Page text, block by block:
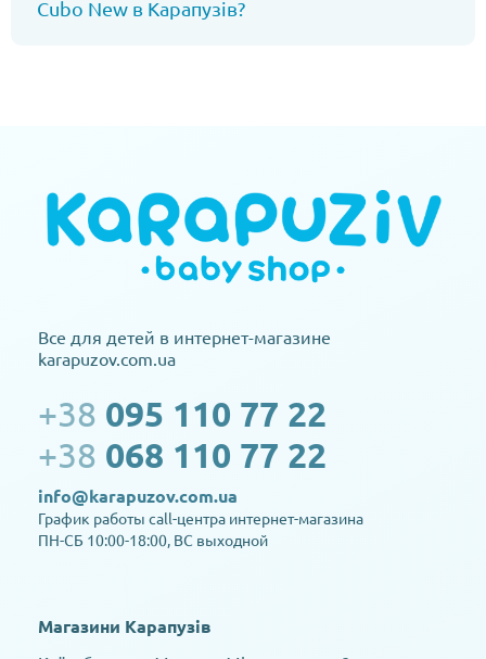
Cubo New в Карапузів?
Все для детей в интернет-магазине
karapuzov.com.ua
+38 095 110 77 22
+38 068 110 77 22
info@karapuzov.com.ua
График работы call-центра интернет-магазина
ПН-СБ 10:00-18:00, ВС выходной
Магазини Карапузів